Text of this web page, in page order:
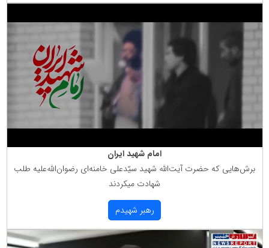
امام شهید ایران
برش‌هایی كه حضرت آیت‌الله شهید سیّدعلی خامنه‌ای رضوان‌الله‌علیه طلب
شهادت میكردند
رهبر شهیدم